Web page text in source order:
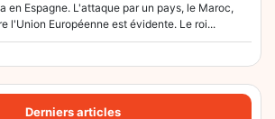
en Espagne. L'attaque par un pays, le Maroc,
l'Union Européenne est évidente. Le roi...
Derniers articles